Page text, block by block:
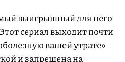
выигрышный для него
сериал выходит почти
вашей утрате»
и запрещена на